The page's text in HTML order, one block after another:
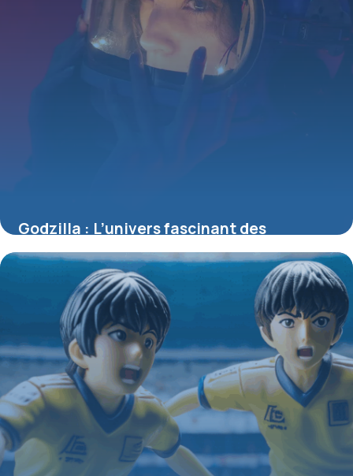
Godzilla : L’univers fascinant des
figurines du Roi des Monstres
4 juillet 2025